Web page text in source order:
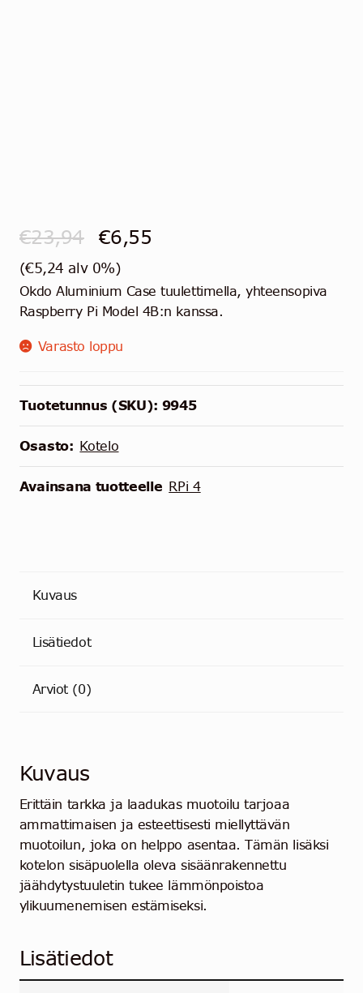
€23,94 Alkuperäinen
hinta
oli:
€23,94.
€6,55
on:
€6,55.
(€5,24 alv 0%)
Okdo Aluminium Case tuulettimella, yhteensopiva
Raspberry Pi Model 4B:n kanssa.
Varasto loppu
Tuotetunnus (SKU): 9945
Osasto: Kotelo
Avainsana tuotteelle RPi 4
Kuvaus
Lisätiedot
Arviot (0)
Kuvaus
Erittäin tarkka ja laadukas muotoilu tarjoaa
ammattimaisen ja esteettisesti miellyttävän
muotoilun, joka on helppo asentaa. Tämän lisäksi
kotelon sisäpuolella oleva sisäänrakennettu
jäähdytystuuletin tukee lämmönpoistoa
ylikuumenemisen estämiseksi.
Lisätiedot